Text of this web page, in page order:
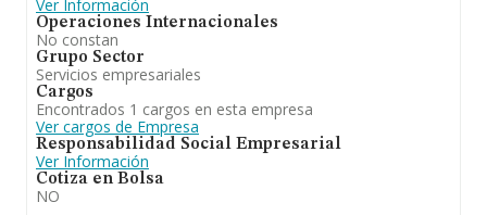
Ver Información
Operaciones Internacionales
No constan
Grupo Sector
Servicios empresariales
Cargos
Encontrados 1 cargos en esta empresa
Ver cargos de Empresa
Responsabilidad Social Empresarial
Ver Información
Cotiza en Bolsa
NO